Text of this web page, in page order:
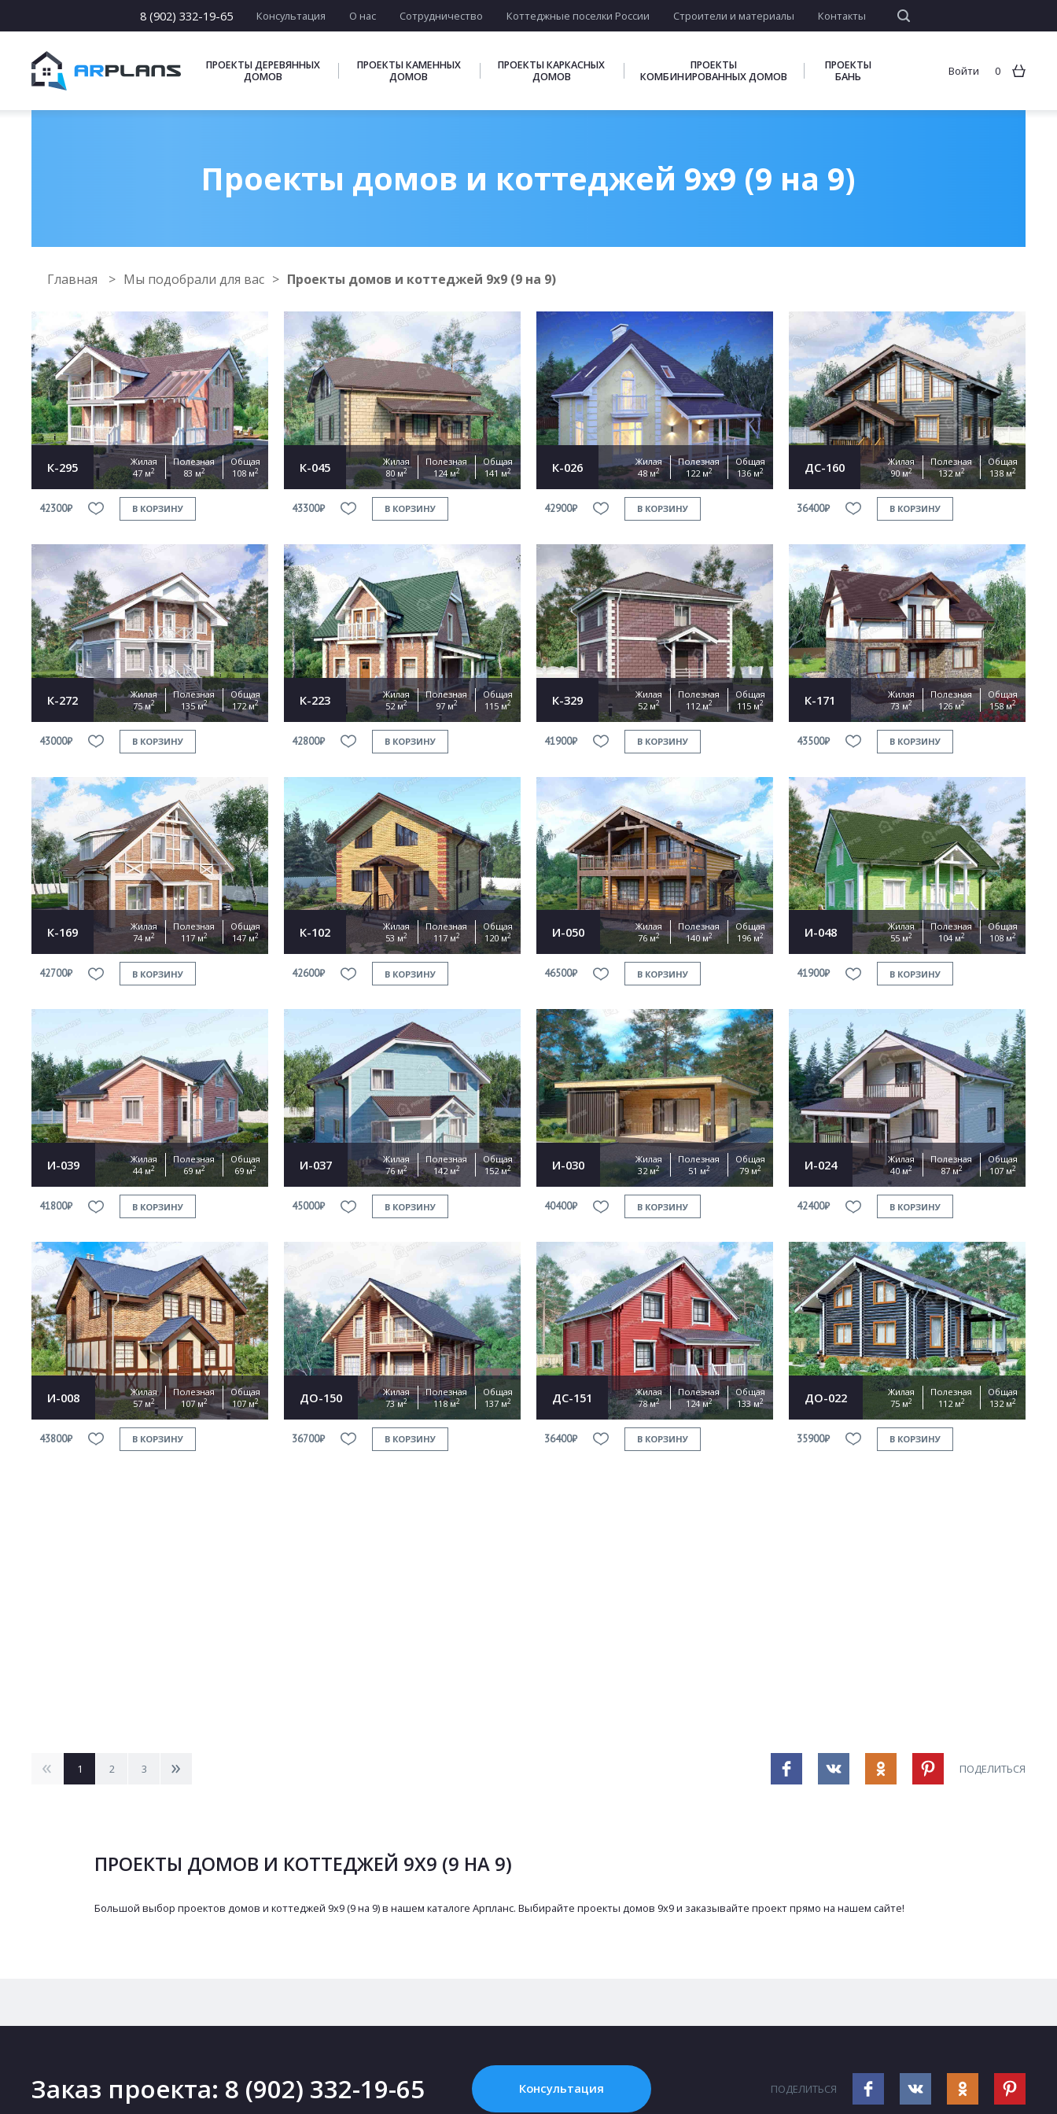
8 (902) 332-19-65 Консультация О нас Сотрудничество Коттеджные поселки России Строители и материалы Контакты
ПРОЕКТЫ ДЕРЕВЯННЫХ
ДОМОВ
ПРОЕКТЫ КАМЕННЫХ
ДОМОВ
ПРОЕКТЫ КАРКАСНЫХ
ДОМОВ
ПРОЕКТЫ
КОМБИНИРОВАННЫХ ДОМОВ
ПРОЕКТЫ
БАНЬ
Войти 0
Проекты домов и коттеджей 9х9 (9 на 9)
Главная Мы подобрали для вас Проекты домов и коттеджей 9х9 (9 на 9)
К-295
Жилая
47 м2
Полезная
83 м2
Общая
108 м2
42300₽ В КОРЗИНУ
К-045
Жилая
80 м2
Полезная
124 м2
Общая
141 м2
43300₽ В КОРЗИНУ
К-026
Жилая
48 м2
Полезная
122 м2
Общая
136 м2
42900₽ В КОРЗИНУ
ДС-160
Жилая
90 м2
Полезная
132 м2
Общая
138 м2
36400₽ В КОРЗИНУ
К-272
Жилая
75 м2
Полезная
135 м2
Общая
172 м2
43000₽ В КОРЗИНУ
К-223
Жилая
52 м2
Полезная
97 м2
Общая
115 м2
42800₽ В КОРЗИНУ
К-329
Жилая
52 м2
Полезная
112 м2
Общая
115 м2
41900₽ В КОРЗИНУ
К-171
Жилая
73 м2
Полезная
126 м2
Общая
158 м2
43500₽ В КОРЗИНУ
К-169
Жилая
74 м2
Полезная
117 м2
Общая
147 м2
42700₽ В КОРЗИНУ
К-102
Жилая
53 м2
Полезная
117 м2
Общая
120 м2
42600₽ В КОРЗИНУ
И-050
Жилая
76 м2
Полезная
140 м2
Общая
196 м2
46500₽ В КОРЗИНУ
И-048
Жилая
55 м2
Полезная
104 м2
Общая
108 м2
41900₽ В КОРЗИНУ
И-039
Жилая
44 м2
Полезная
69 м2
Общая
69 м2
41800₽ В КОРЗИНУ
И-037
Жилая
76 м2
Полезная
142 м2
Общая
152 м2
45000₽ В КОРЗИНУ
И-030
Жилая
32 м2
Полезная
51 м2
Общая
79 м2
40400₽ В КОРЗИНУ
И-024
Жилая
40 м2
Полезная
87 м2
Общая
107 м2
42400₽ В КОРЗИНУ
И-008
Жилая
57 м2
Полезная
107 м2
Общая
107 м2
43800₽ В КОРЗИНУ
ДО-150
Жилая
73 м2
Полезная
118 м2
Общая
137 м2
36700₽ В КОРЗИНУ
ДС-151
Жилая
78 м2
Полезная
124 м2
Общая
133 м2
36400₽ В КОРЗИНУ
ДО-022
Жилая
75 м2
Полезная
112 м2
Общая
132 м2
35900₽ В КОРЗИНУ
< 1 2 3 > ПОДЕЛИТЬСЯ
ПРОЕКТЫ ДОМОВ И КОТТЕДЖЕЙ 9Х9 (9 НА 9)
Большой выбор проектов домов и коттеджей 9х9 (9 на 9) в нашем каталоге Арпланс. Выбирайте проекты домов 9х9 и заказывайте проект прямо на нашем сайте!
Заказ проекта: 8 (902) 332-19-65 Консультация ПОДЕЛИТЬСЯ
Прикрепить файл
This site is protected by reCAPTCHA and the Google Privacy Policy
Terms of Service
apply.
ОТПРАВИТЬ
Продолжить покупки ОФОРМИТЬ ЗАКАЗ